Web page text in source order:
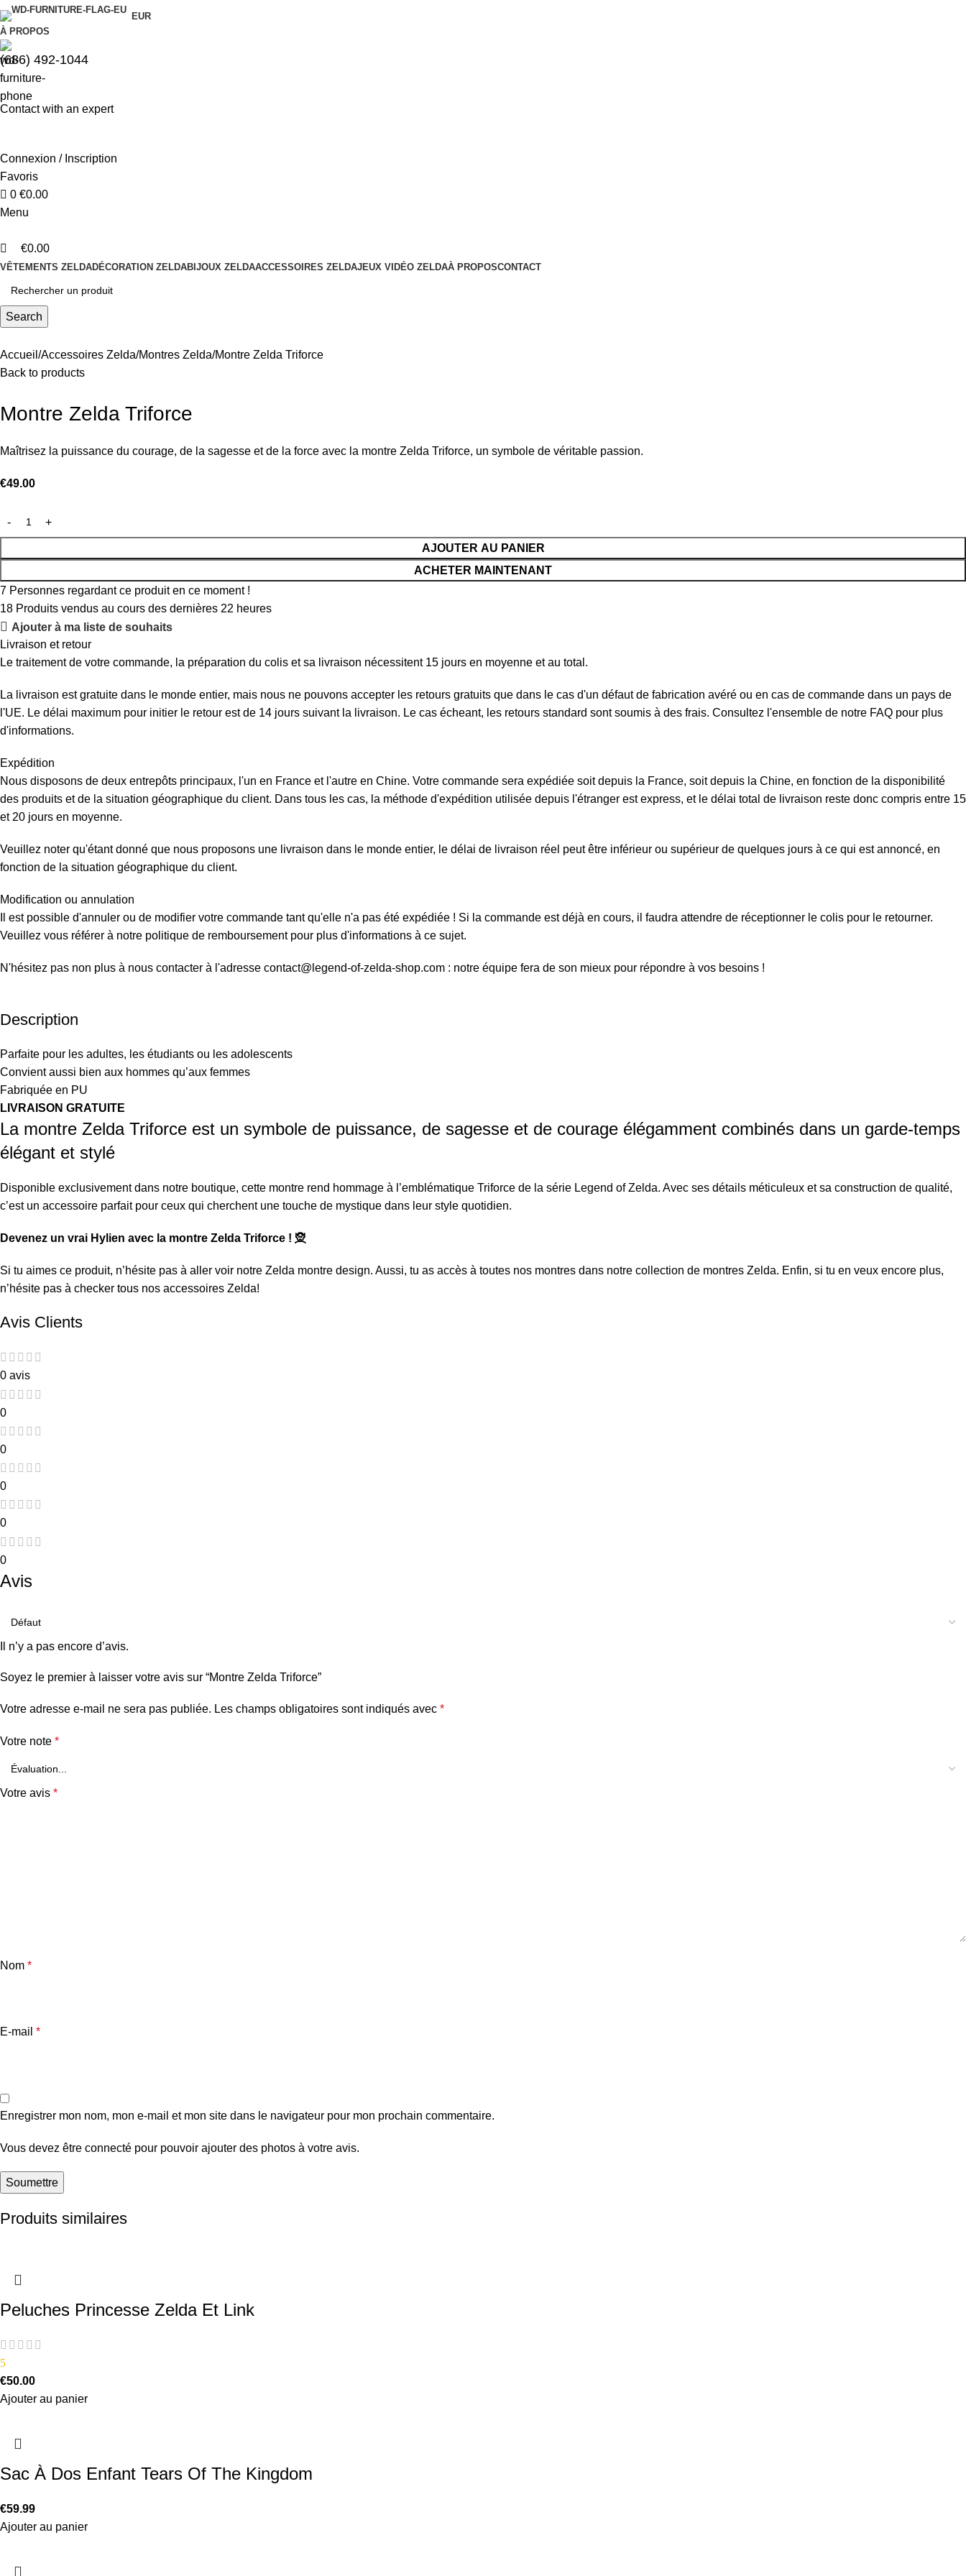
EUR
À PROPOS
(686) 492-1044
Contact with an expert
Connexion / Inscription
Favoris
0 €0.00
Menu
€0.00
VÊTEMENTS ZELDADÉCORATION ZELDABIJOUX ZELDAACCESSOIRES ZELDAJEUX VIDÉO ZELDAÀ PROPOSCONTACT
Search
Accueil Accessoires Zelda Montres Zelda Montre Zelda Triforce
Back to products
Montre Zelda Triforce
Maîtrisez la puissance du courage, de la sagesse et de la force avec la montre Zelda Triforce, un symbole de véritable passion.
€49.00
AJOUTER AU PANIER
ACHETER MAINTENANT
7 Personnes regardant ce produit en ce moment !
18 Produits vendus au cours des dernières 22 heures
Ajouter à ma liste de souhaits
Livraison et retour
Le traitement de votre commande, la préparation du colis et sa livraison nécessitent 15 jours en moyenne et au total.
La livraison est gratuite dans le monde entier, mais nous ne pouvons accepter les retours gratuits que dans le cas d'un défaut de fabrication avéré ou en cas de commande dans un pays de
l'UE. Le délai maximum pour initier le retour est de 14 jours suivant la livraison. Le cas écheant, les retours standard sont soumis à des frais. Consultez l'ensemble de notre FAQ pour plus
d'informations.
Expédition
Nous disposons de deux entrepôts principaux, l'un en France et l'autre en Chine. Votre commande sera expédiée soit depuis la France, soit depuis la Chine, en fonction de la disponibilité
des produits et de la situation géographique du client. Dans tous les cas, la méthode d'expédition utilisée depuis l'étranger est express, et le délai total de livraison reste donc compris entre 15
et 20 jours en moyenne.
Veuillez noter qu'étant donné que nous proposons une livraison dans le monde entier, le délai de livraison réel peut être inférieur ou supérieur de quelques jours à ce qui est annoncé, en
fonction de la situation géographique du client.
Modification ou annulation
Il est possible d'annuler ou de modifier votre commande tant qu'elle n'a pas été expédiée ! Si la commande est déjà en cours, il faudra attendre de réceptionner le colis pour le retourner.
Veuillez vous référer à notre politique de remboursement pour plus d'informations à ce sujet.
N'hésitez pas non plus à nous contacter à l'adresse contact@legend-of-zelda-shop.com : notre équipe fera de son mieux pour répondre à vos besoins !
Description
Parfaite pour les adultes, les étudiants ou les adolescents
Convient aussi bien aux hommes qu’aux femmes
Fabriquée en PU
LIVRAISON GRATUITE
La montre Zelda Triforce est un symbole de puissance, de sagesse et de courage élégamment combinés dans un garde-temps
élégant et stylé
Disponible exclusivement dans notre boutique, cette montre rend hommage à l’emblématique Triforce de la série Legend of Zelda. Avec ses détails méticuleux et sa construction de qualité,
c’est un accessoire parfait pour ceux qui cherchent une touche de mystique dans leur style quotidien.
Devenez un vrai Hylien avec la montre Zelda Triforce ! 🧝
Si tu aimes ce produit, n’hésite pas à aller voir notre Zelda montre design. Aussi, tu as accès à toutes nos montres dans notre collection de montres Zelda. Enfin, si tu en veux encore plus,
n’hésite pas à checker tous nos accessoires Zelda!
Avis Clients
0 avis
0
0
0
0
0
Avis
Il n’y a pas encore d’avis.
Soyez le premier à laisser votre avis sur “Montre Zelda Triforce”
Votre adresse e-mail ne sera pas publiée. Les champs obligatoires sont indiqués avec *
Votre note *
Votre avis *
Nom *
E-mail *
Enregistrer mon nom, mon e-mail et mon site dans le navigateur pour mon prochain commentaire.
Vous devez être connecté pour pouvoir ajouter des photos à votre avis.
Produits similaires
Peluches Princesse Zelda Et Link
5
€50.00
Ajouter au panier
Sac À Dos Enfant Tears Of The Kingdom
€59.99
Ajouter au panier